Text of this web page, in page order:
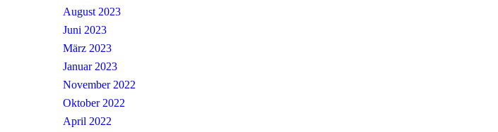
August 2023
Juni 2023
März 2023
Januar 2023
November 2022
Oktober 2022
April 2022